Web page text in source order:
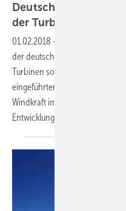
Deutscher
der Turbinenbauer
01.02.2018 -
der deutschen
Turbinen so vielfältig und breit
eingeführten und weltweit
Windkraft im Binnenland zu
Entwicklung immer neuer